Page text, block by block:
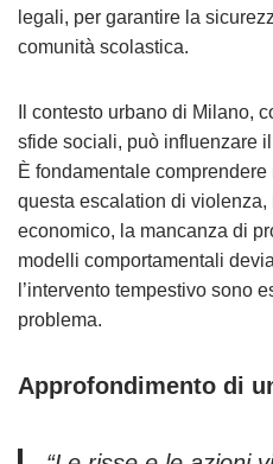
legali, per garantire la
comunità scolastica.
Il contesto urbano di Milano,
sfide sociali, può influenzare
È fondamentale
questa escalation di
economico, la mancanza di
modelli comportamentali
l’intervento tempestivo sono
problema.
Approfondimento di